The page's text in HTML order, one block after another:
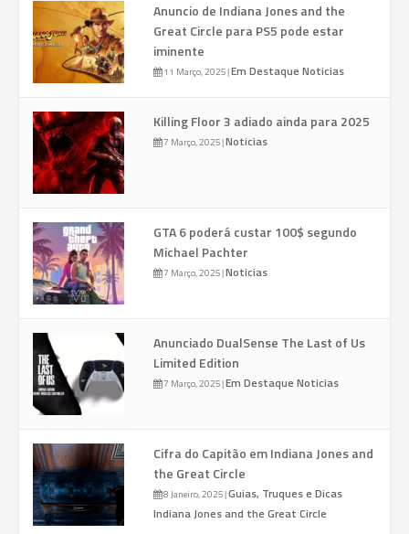
Anuncio de Indiana Jones and the
Great Circle para PS5 pode estar
iminente
11 Março, 2025|Em Destaque Noticias
Killing Floor 3 adiado ainda para 2025
7 Março, 2025|Noticias
GTA 6 poderá custar 100$ segundo
Michael Pachter
7 Março, 2025|Noticias
Anunciado DualSense The Last of Us
Limited Edition
7 Março, 2025|Em Destaque Noticias
Cifra do Capitão em Indiana Jones and
the Great Circle
8 Janeiro, 2025|Guias, Truques e Dicas
Indiana Jones and the Great Circle